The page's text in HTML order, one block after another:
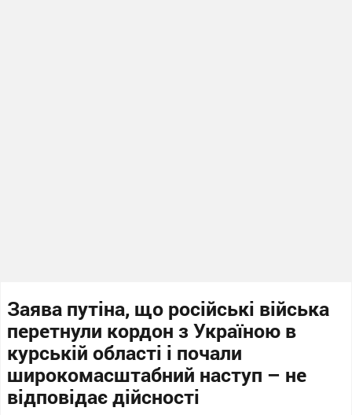
Заява путіна, що російські війська
перетнули кордон з Україною в
курській області і почали
широкомасштабний наступ – не
відповідає дійсності